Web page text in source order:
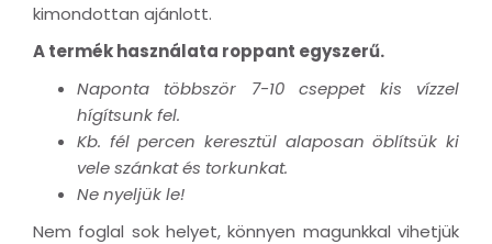
kimondottan ajánlott.
A termék használata roppant egyszerű.
Naponta többször 7-10 cseppet kis vízzel
hígítsunk fel.
Kb. fél percen keresztül alaposan öblítsük ki
vele szánkat és torkunkat.
Ne nyeljük le!
Nem foglal sok helyet, könnyen magunkkal vihetjük